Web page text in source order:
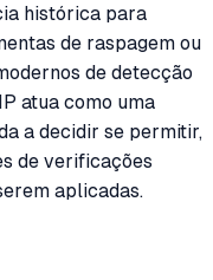
histórica para
de raspagem ou
de detecção
atua como uma
a decidir se permitir,
de verificações
aplicadas.